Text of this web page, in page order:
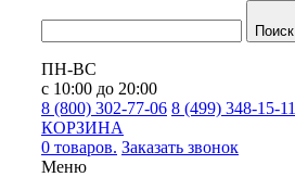
Поиск
ПН-ВС
с 10:00 до 20:00
8 (800) 302-77-06 8 (499) 348-15-11
КОРЗИНА
0 товаров. Заказать звонок
Меню